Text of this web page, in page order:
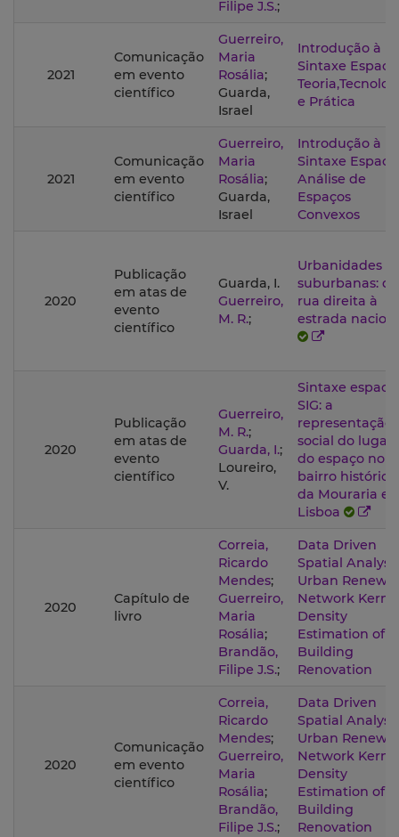
Filipe J.S.;
2021
Comunicação
em evento
científico
Guerreiro,
Maria
Rosália;
Guarda,
Israel
Introdução à
Sintaxe
e Prática
2021
Comunicação
em evento
científico
Guerreiro,
Maria
Rosália;
Guarda,
Israel
Introdução à
Sintaxe
Análise de
Espaços
Convexos
2020
Publicação
em atas de
evento
científico
Guarda, I.
Guerreiro,
M. R.;
Urbanidades
suburbanas: da
rua direita à
estrada
2020
Publicação
em atas de
evento
científico
Guerreiro,
M. R.;
Guarda, I.;
Loureiro,
V.
Sintaxe
SIG: a
representação
social do lugar
do espaço no
bairro histórico
da Mouraria
Lisboa
2020
Capítulo de
livro
Correia,
Ricardo
Mendes;
Guerreiro,
Maria
Rosália;
Brandão,
Filipe J.S.;
Data Driven
Spatial
Urban
Network
Density
Estimation of
Building
Renovation
2020
Comunicação
em evento
científico
Correia,
Ricardo
Mendes;
Guerreiro,
Maria
Rosália;
Brandão,
Filipe J.S.;
Data Driven
Spatial
Urban
Network
Density
Estimation of
Building
Renovation